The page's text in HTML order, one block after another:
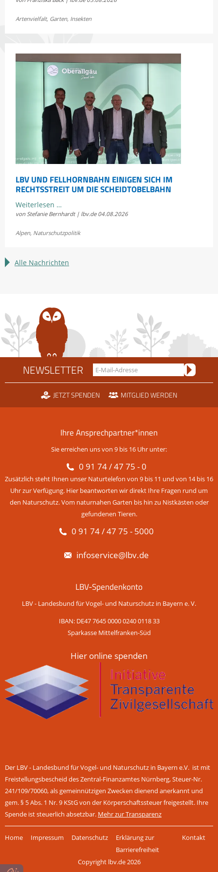
Artenvielfalt, Garten, Insekten
LBV UND FELLHORNBAHN EINIGEN SICH IM
RECHTSSTREIT UM DIE SCHEIDTOBELBAHN
Weiterlesen …
und
einigen
im
Scheidtobelbahn
von Stefanie Bernhardt | lbv.de 04.08.2026
Alpen, Naturschutzpolitik
Alle Nachrichten
NEWSLETTER
JETZT SPENDEN MITGLIED WERDEN
Ihre Ansprechpartner*innen
Sie erreichen uns von 9 bis 16 Uhr unter:
0 91 74 / 47 75 - 0
Zusätzlich steht Ihnen unser Naturtelefon von 9 bis 11 und von 14 bis 16
Uhr zur Verfügung. Hier beantworten wir direkt Ihre Fragen rund um
den Naturschutz. Vom naturnahen Garten bis hin zu Nistkästen oder
gefundenen Tieren.
0 91 74 / 47 75 - 5000
infoservice@lbv.de
LBV-Spendenkonto
LBV - Landesbund für Vogel- und Naturschutz in Bayern e. V.
IBAN: DE47 7645 0000 0240 0118 33
Sparkasse Mittelfranken-Süd
Hier online spenden
Der LBV - Landesbund für Vogel- und Naturschutz in Bayern e.V. ist mit
Freistellungsbescheid des Zentral-Finanzamtes Nürnberg, Steuer-Nr.
241/109/70060, als gemeinnützigen Zwecken dienend anerkannt und
gem. § 5 Abs. 1 Nr. 9 KStG von der Körperschaftssteuer freigestellt. Ihre
Spende ist steuerlich absetzbar. Mehr zur Transparenz
überspringen
Home Impressum Datenschutz
Erklärung zur
Barrierefreiheit
Kontakt
Copyright lbv.de 2026